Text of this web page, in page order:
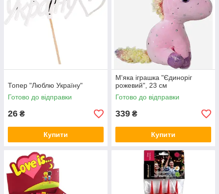
Топер "Люблю Україну"
Готово до відправки
26 ₴
Купити
М'яка іграшка "Єдиноріг
рожевий", 23 см
Готово до відправки
339 ₴
Купити